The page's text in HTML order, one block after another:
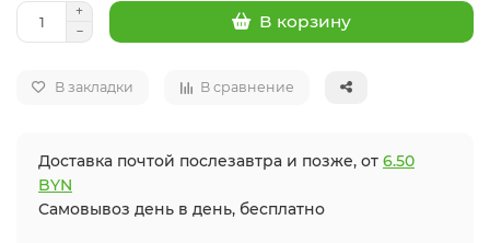
В корзину
В закладки В сравнение
Доставка почтой послезавтра и позже, от 6.50
BYN
Самовывоз день в день, бесплатно